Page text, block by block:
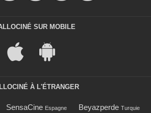
SUR MOBILE
À L'ÉTRANGER
SensaCine Espagne Beyazperde Turquie